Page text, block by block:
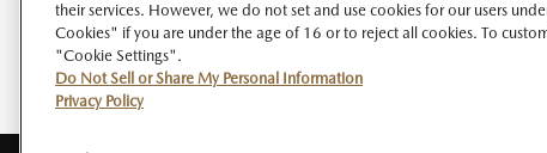
their services. However, we do not set and use cookies for our users
Cookies" if you are under the age of 16 or to reject all cookies. To
"Cookie Settings".
Do Not Sell or Share My Personal Information
Privacy Policy